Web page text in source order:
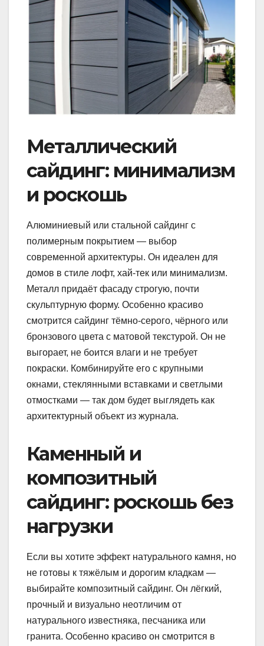
Металлический
сайдинг: минимализм
и роскошь
Алюминиевый или стальной сайдинг с
полимерным покрытием — выбор
современной архитектуры. Он идеален для
домов в стиле лофт, хай-тек или минимализм.
Металл придаёт фасаду строгую, почти
скульптурную форму. Особенно красиво
смотрится сайдинг тёмно-серого, чёрного или
бронзового цвета с матовой текстурой. Он не
выгорает, не боится влаги и не требует
покраски. Комбинируйте его с крупными
окнами, стеклянными вставками и светлыми
отмостками — так дом будет выглядеть как
архитектурный объект из журнала.
Каменный и
композитный
сайдинг: роскошь без
нагрузки
Если вы хотите эффект натурального камня, но
не готовы к тяжёлым и дорогим кладкам —
выбирайте композитный сайдинг. Он лёгкий,
прочный и визуально неотличим от
натурального известняка, песчаника или
гранита. Особенно красиво он смотрится в